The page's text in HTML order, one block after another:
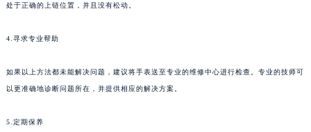
处于正确的上链位置，并且没有松动。
4.寻求专业帮助
如果以上方法都未能解决问题，建议将手表送至专业的维修中心进行检查。专业的技师可
以更准确地诊断问题所在，并提供相应的解决方案。
5.定期保养